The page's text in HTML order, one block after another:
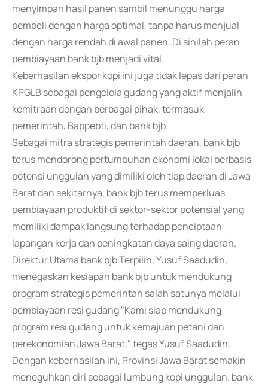
menyimpan hasil panen sambil menunggu harga
pembeli dengan harga optimal, tanpa harus menjual
dengan harga rendah di awal panen. Di sinilah peran
pembiayaan bank bjb menjadi vital.
Keberhasilan ekspor kopi ini juga tidak lepas dari peran
KPGLB sebagai pengelola gudang yang aktif menjalin
kemitraan dengan berbagai pihak, termasuk
pemerintah, Bappebti, dan bank bjb.
Sebagai mitra strategis pemerintah daerah, bank bjb
terus mendorong pertumbuhan ekonomi lokal berbasis
potensi unggulan yang dimiliki oleh tiap daerah di Jawa
Barat dan sekitarnya. bank bjb terus memperluas
pembiayaan produktif di sektor-sektor potensial yang
memiliki dampak langsung terhadap penciptaan
lapangan kerja dan peningkatan daya saing daerah.
Direktur Utama bank bjb Terpilih, Yusuf Saadudin,
menegaskan kesiapan bank bjb untuk mendukung
program strategis pemerintah salah satunya melalui
pembiayaan resi gudang "Kami siap mendukung
program resi gudang untuk kemajuan petani dan
perekonomian Jawa Barat," tegas Yusuf Saadudin.
Dengan keberhasilan ini, Provinsi Jawa Barat semakin
meneguhkan diri sebagai lumbung kopi unggulan. bank